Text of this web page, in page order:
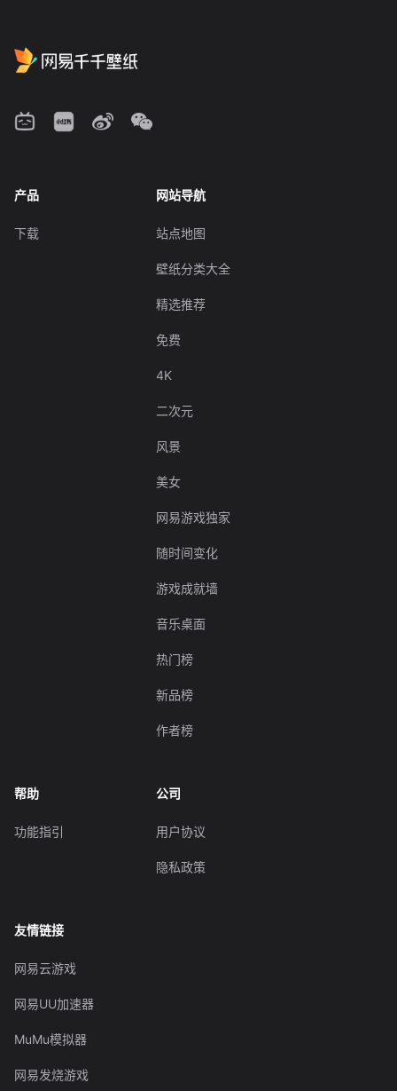
产品
下载
网站导航
站点地图
壁纸分类大全
精选推荐
免费
4K
二次元
风景
美女
网易游戏独家
随时间变化
游戏成就墙
音乐桌面
热门榜
新品榜
作者榜
帮助
功能指引
公司
用户协议
隐私政策
友情链接
网易云游戏
网易UU加速器
MuMu模拟器
网易发烧游戏